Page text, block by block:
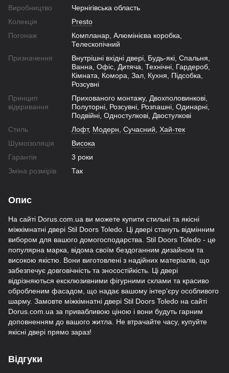
Виробництво
Чернігівська область
Колекція
Presto
Погонаж
Компланар, Алюмінієва коробка,
Телескопічний
Призначення
Внутрішні вхідні двері, Будь-які, Спальня,
Ванна, Офіс, Дитяча, Технічні, Гардероб,
Кімната, Комора, Зал, Кухня, Підсобка,
Розсувні
Принцип
відкривання
Прихованого монтажу, Двохполовинкові,
Полуторні, Розсувні, Розпашні, Одинарні,
Подвійні, Одностулкові, Двостулкові
Стиль
Лофт, Модерн Сучасний Хай-тек
Шумоізоляція
Висока
Гарантія
3 роки
Зміна розмірів
Так
Опис
На сайті Dorus.com.ua ви можете купити стильні та якісні
міжкімнатні двері Stil Doors Toledo. Ці двері стануть відмінним
вибором для вашого домогосподарства. Stil Doors Toledo - це
популярна марка, відома своїм бездоганним дизайном та
високою якістю. Вони виготовлені з надійних матеріалів, що
забезпечує довговічність та зносостійкість. Ці двері
відрізняються ексклюзивними фігурними склами та красиво
обробленим фасадом, що надає вашому інтер'єру особливого
шарму. Замовте міжкімнатні двері Stil Doors Toledo на сайті
Dorus.com.ua за привабливою ціною і вони будуть гарним
доповненням до вашого житла. Не втрачайте часу, купуйте
якісні двері прямо зараз!
Відгуки